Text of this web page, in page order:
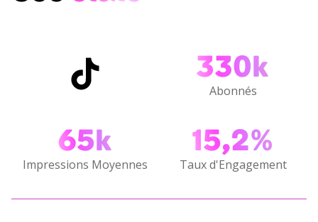
330k
Abonnés
65k
Impressions Moyennes
15,2%
Taux d'Engagement